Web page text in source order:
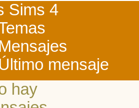
Sims 4
mensaje